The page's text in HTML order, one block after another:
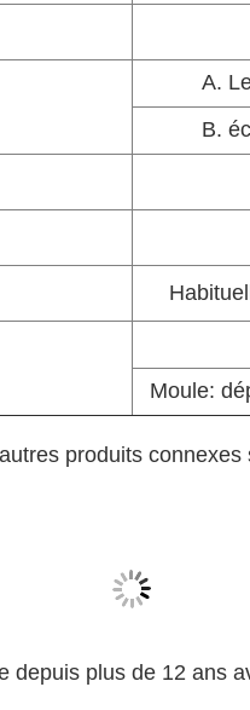
A.
B.
Moule:
produits
plus de 12 ans